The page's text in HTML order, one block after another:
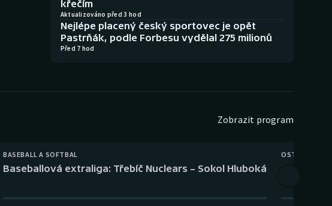
křečím
Aktualizováno před 3 hod
Nejlépe placený český sportovec je opět
Pastrňák, podle Forbesu vydělal 275 milionů
Před 7 hod
Zobrazit program
BASEBALL A SOFTBAL
Baseballová extraliga: Třebíč Nuclears – Sokol Hluboká
OSTATNÍ